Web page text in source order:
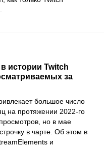
истории Twitch
за
большое число
на протяжении 2022-го
но в мае
в чарте. Об этом в
и